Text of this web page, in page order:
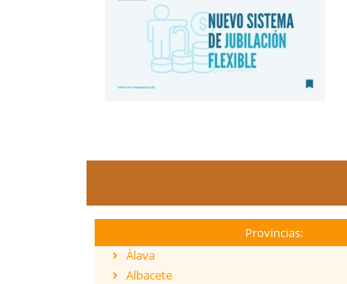
Provincias:
Álava
Albacete